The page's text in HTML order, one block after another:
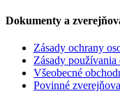
Dokumenty a
Zásady ochrany
Zásady používania
Všeobecné
Povinné